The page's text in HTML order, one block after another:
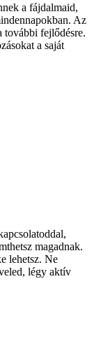
a fájdalmaid,
Az
további fejlődésre.
a saját
magadnak.
lehetsz. Ne
légy aktív